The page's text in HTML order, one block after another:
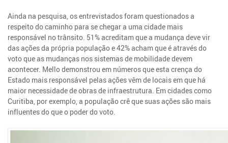
Ainda na pesquisa, os entrevistados foram questionados a
respeito do caminho para se chegar a uma cidade mais
responsável no trânsito. 51% acreditam que a mudança deve vir
das ações da própria população e 42% acham que é através do
voto que as mudanças nos sistemas de mobilidade devem
acontecer. Mello demonstrou em números que esta crença do
Estado mais responsável pelas ações vêm de locais em que há
maior necessidade de obras de infraestrutura. Em cidades como
Curitiba, por exemplo, a população crê que suas ações são mais
influentes do que o poder do voto.